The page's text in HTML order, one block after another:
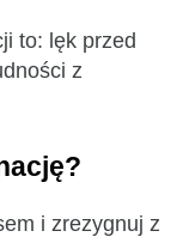
to: lęk przed
z
i zrezygnuj z